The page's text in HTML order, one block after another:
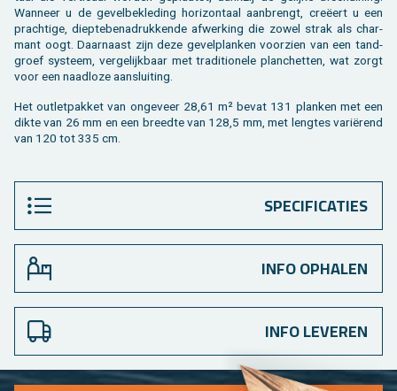
Wan­neer u de ge­vel­be­kle­ding ho­ri­zon­taal aan­brengt, creëert u een
prach­ti­ge, diep­te­be­na­druk­ken­de af­wer­king die zowel strak als char­
mant oogt. Daar­naast zijn deze ge­vel­plan­ken voor­zien van een tand-
groef sys­teem, ver­ge­lijk­baar met tra­di­ti­o­ne­le plan­chet­ten, wat zorgt
voor een naad­lo­ze aan­slui­ting.
Het out­let­pak­ket van on­ge­veer 28,61 m² bevat 131 plan­ken met een
dikte van 26 mm en een breed­te van 128,5 mm, met leng­tes variërend
van 120 tot 335 cm.
SPECIFICATIES
INFO OPHALEN
INFO LEVEREN